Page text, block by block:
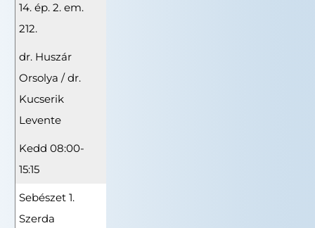
14. ép. 2. em.
212.
dr. Huszár
Orsolya / dr.
Kucserik
Levente
Kedd 08:00-
15:15
Sebészet 1.
Szerda